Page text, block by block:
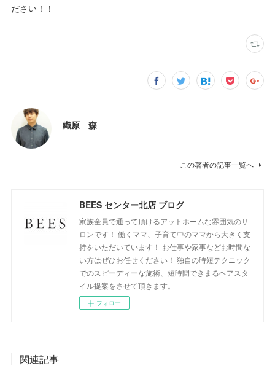
ださい！！
織原 森
この著者の記事一覧へ
BEES センター北店 ブログ
家族全員で通って頂けるアットホームな雰囲気のサ
ロンです！ 働くママ、子育て中のママから大きく支
持をいただいています！ お仕事や家事などお時間な
い方はぜひお任せください！ 独自の時短テクニック
でのスピーディーな施術、短時間できまるヘアスタ
イル提案をさせて頂きます。
フォロー
関連記事